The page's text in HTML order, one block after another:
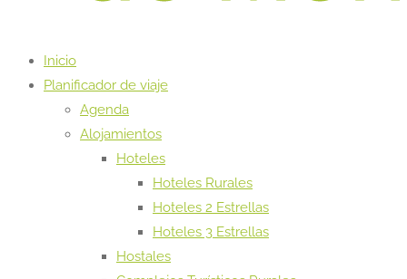
Inicio
Planificador de viaje
Agenda
Alojamientos
Hoteles
Hoteles Rurales
Hoteles 2 Estrellas
Hoteles 3 Estrellas
Hostales